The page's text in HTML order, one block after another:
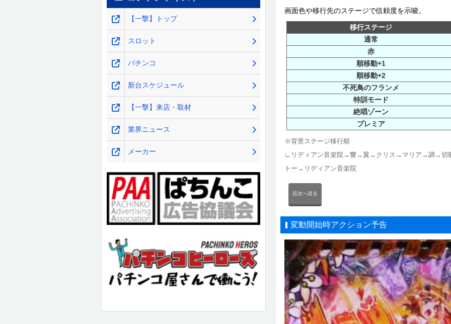
画面色や移行先のステージで信頼度を示唆。
移行ステージ
通常
赤
順移動+1
順移動+2
不死鳥のフランメ
特訓モード
絶唱ゾーン
プレミア
※背景ステージ移行順
∟リディアン音楽院→響→翼→クリス→マリア→調→切
トー→リディアン音楽院
目次へ戻る
変動開始時アクション予告
【一撃】トップ
スロット
パチンコ
新台スケジュール
【一撃】来店・取材
業界ニュース
メーカー